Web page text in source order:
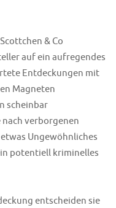
& Co
auf ein aufregendes
Entdeckungen mit
Magneten
scheinbar
verborgenen
Ungewöhnliches
potentiell kriminelles
entscheiden sie